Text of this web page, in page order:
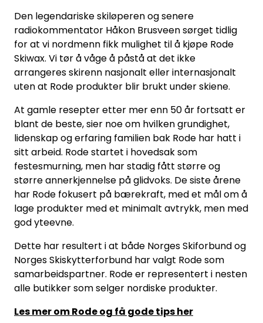
Den legendariske skiløperen og senere
radiokommentator Håkon Brusveen sørget tidlig
for at vi nordmenn fikk mulighet til å kjøpe Rode
Skiwax. Vi tør å våge å påstå at det ikke
arrangeres skirenn nasjonalt eller internasjonalt
uten at Rode produkter blir brukt under skiene.
At gamle resepter etter mer enn 50 år fortsatt er
blant de beste, sier noe om hvilken grundighet,
lidenskap og erfaring familien bak Rode har hatt i
sitt arbeid. Rode startet i hovedsak som
festesmurning, men har stadig fått større og
større annerkjennelse på glidvoks. De siste årene
har Rode fokusert på bærekraft, med et mål om å
lage produkter med et minimalt avtrykk, men med
god yteevne.
Dette har resultert i at både Norges Skiforbund og
Norges Skiskytterforbund har valgt Rode som
samarbeidspartner. Rode er representert i nesten
alle butikker som selger nordiske produkter.
Les mer om Rode og få gode tips her